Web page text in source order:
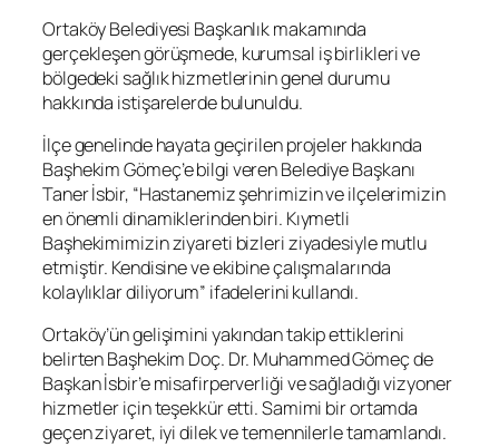
Ortaköy Belediyesi Başkanlık makamında
gerçekleşen görüşmede, kurumsal iş birlikleri ve
bölgedeki sağlık hizmetlerinin genel durumu
hakkında istişarelerde bulunuldu.
İlçe genelinde hayata geçirilen projeler hakkında
Başhekim Gömeç’e bilgi veren Belediye Başkanı
Taner İsbir, “Hastanemiz şehrimizin ve ilçelerimizin
en önemli dinamiklerinden biri. Kıymetli
Başhekimimizin ziyareti bizleri ziyadesiyle mutlu
etmiştir. Kendisine ve ekibine çalışmalarında
kolaylıklar diliyorum” ifadelerini kullandı.
Ortaköy’ün gelişimini yakından takip ettiklerini
belirten Başhekim Doç. Dr. Muhammed Gömeç de
Başkan İsbir’e misafirperverliği ve sağladığı vizyoner
hizmetler için teşekkür etti. Samimi bir ortamda
geçen ziyaret, iyi dilek ve temennilerle tamamlandı.